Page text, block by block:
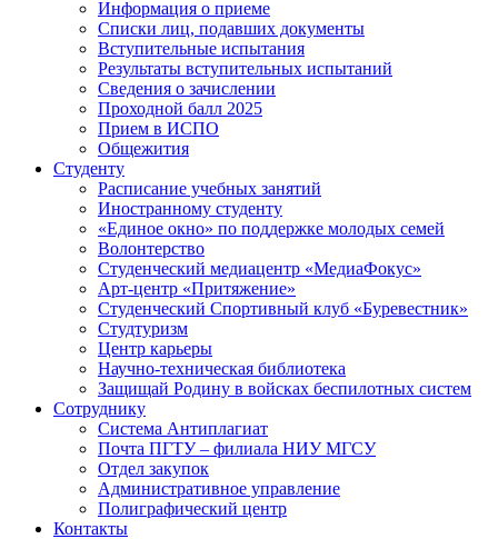
Информация о приеме
Списки лиц, подавших документы
Вступительные испытания
Результаты вступительных испытаний
Сведения о зачислении
Проходной балл 2025
Прием в ИСПО
Общежития
Студенту
Расписание учебных занятий
Иностранному студенту
«Единое окно» по поддержке молодых семей
Волонтерство
Студенческий медиацентр «МедиаФокус»
Арт-центр «Притяжение»
Студенческий Спортивный клуб «Буревестник»
Студтуризм
Центр карьеры
Научно-техническая библиотека
Защищай Родину в войсках беспилотных систем
Сотруднику
Система Антиплагиат
Почта ПГТУ – филиала НИУ МГСУ
Отдел закупок
Административное управление
Полиграфический центр
Контакты